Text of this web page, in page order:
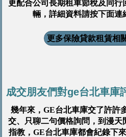
更配合公司長期
及同行
輛，詳細資料請按下面連
更多保險貸款租賃相
成交朋友們對ge台北車庫
幾年來，GE台北車庫交了許許
交、只聊二句價格詢問，到漫
指教，GE台北車庫都會紀錄下